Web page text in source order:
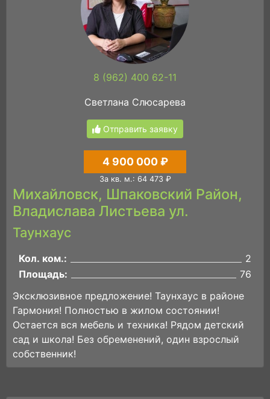
8 (962) 400 62-11
Светлана Слюсарева
Отправить заявку
4 900 000 ₽
За кв. м.: 64 473 ₽
Михайловск, Шпаковский Район,
Владислава Листьева ул.
Таунхаус
Кол. ком.:
2
Площадь:
76
Эксклюзивное предложение! Таунхаус в районе
Гармония! Полностью в жилом состоянии!
Остается вся мебель и техника! Рядом детский
сад и школа! Без обременений, один взрослый
собственник!